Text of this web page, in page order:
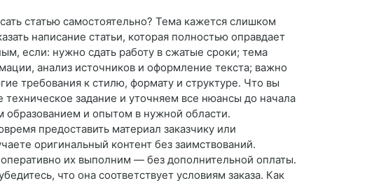
статью самостоятельно? Тема кажется слишком
написание статьи, которая полностью оправдает
если: нужно сдать работу в сжатые сроки; тема
анализ источников и оформление текста; важно
требования к стилю, формату и структуре. Что вы
задание и уточняем все нюансы до начала
образованием и опытом в нужной области.
предоставить материал заказчику или
оригинальный контент без заимствований.
их выполним — без дополнительной оплаты.
что она соответствует условиям заказа. Как